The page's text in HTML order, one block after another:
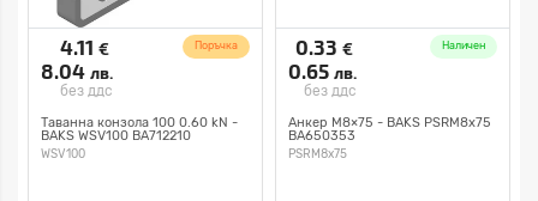
4.11 €
8.04 лв.
без ддс
Поръчка
Таванна конзола 100 0.60 kN -
BAKS WSV100 BA712210
WSV100
0.33 €
0.65 лв.
без ддс
Наличен
Анкер M8×75 - BAKS PSRM8x75
BA650353
PSRM8x75